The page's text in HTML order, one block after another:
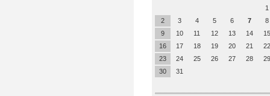
1
2
3 4 5 6 7
8
9
10 11 12 13 14
15
16
17 18 19 20 21
22
23
24 25 26 27 28
29
30
31